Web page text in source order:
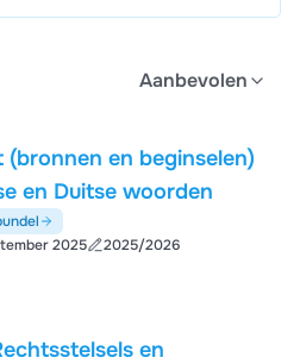
Aanbevolen
en beginselen)
en Duitse woorden
2025 2025/2026
en